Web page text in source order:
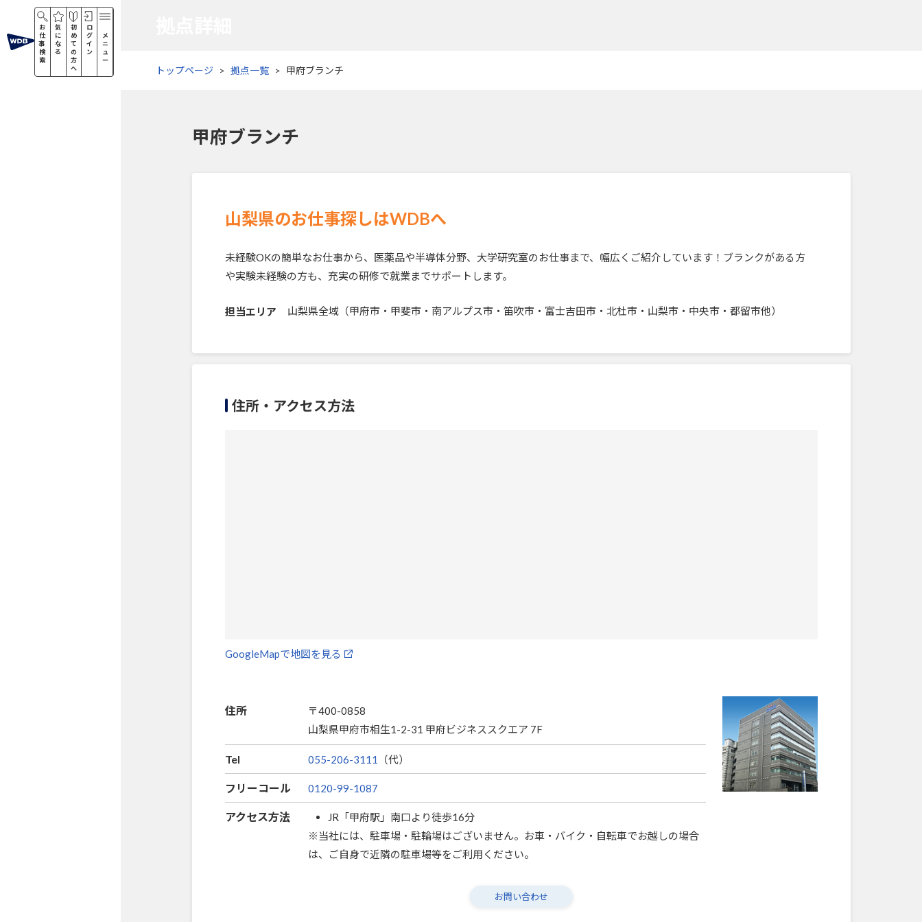
お
仕
事
検
索
気
に
な
る
初
め
て
の
方
へ
ロ
グ
イ
ン
メ
ニ
ュ
ー
トップページ 拠点一覧 甲府ブランチ
甲府ブランチ
山梨県のお仕事探しはWDBへ
未経験OKの簡単なお仕事から、医薬品や半導体分野、大学研究室のお仕事まで、幅広くご紹介しています！ブランクがある方
や実験未経験の方も、充実の研修で就業までサポートします。
担当エリア 山梨県全域（甲府市・甲斐市・南アルプス市・笛吹市・富士吉田市・北杜市・山梨市・中央市・都留市他）
住所・アクセス方法
GoogleMapで地図を見る
住所
〒400-0858
山梨県甲府市相生1-2-31 甲府ビジネススクエア 7F
Tel 055-206-3111 （代）
フリーコール 0120-99-1087
アクセス方法
JR「甲府駅」南口より徒歩16分
※当社には、駐車場・駐輪場はございません。お車・バイク・自転車でお越しの場合
は、ご自身で近隣の駐車場等をご利用ください。
お問い合わせ